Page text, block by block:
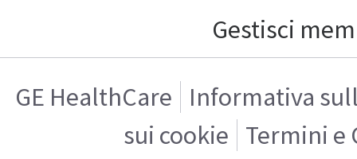
Gestisci
GE HealthCare
Informativa
sui cookie Termini e